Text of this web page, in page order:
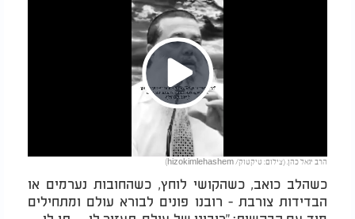
Play
Video
הרב יגאל כהן. (צילום: טיקטוק/ hizokimlehashem)
כשהלב כואב, כשהקושי לוחץ, כשהחובות נערמים או
הבדידות צורבת - רובנו פונים לבורא עולם ומתחילים